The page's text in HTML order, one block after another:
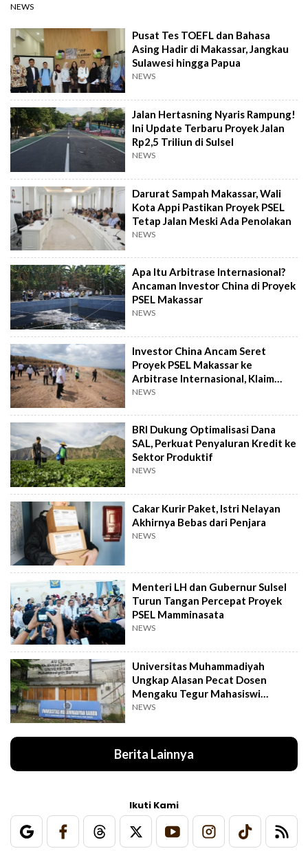
NEWS
Pusat Tes TOEFL dan Bahasa
Asing Hadir di Makassar, Jangkau
Sulawesi hingga Papua
NEWS
Jalan Hertasning Nyaris Rampung!
Ini Update Terbaru Proyek Jalan
Rp2,5 Triliun di Sulsel
NEWS
Darurat Sampah Makassar, Wali
Kota Appi Pastikan Proyek PSEL
Tetap Jalan Meski Ada Penolakan
NEWS
Apa Itu Arbitrase Internasional?
Ancaman Investor China di Proyek
PSEL Makassar
NEWS
Investor China Ancam Seret
Proyek PSEL Makassar ke
Arbitrase Internasional, Klaim
Rugi Rp2,4 T
NEWS
BRI Dukung Optimalisasi Dana
SAL, Perkuat Penyaluran Kredit ke
Sektor Produktif
NEWS
Cakar Kurir Paket, Istri Nelayan
Akhirnya Bebas dari Penjara
NEWS
Menteri LH dan Gubernur Sulsel
Turun Tangan Percepat Proyek
PSEL Mamminasata
NEWS
Universitas Muhammadiyah
Ungkap Alasan Pecat Dosen
Mengaku Tegur Mahasiswi
Berpakaian Ketat
NEWS
Berita Lainnya
Ikuti Kami